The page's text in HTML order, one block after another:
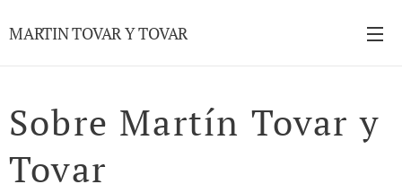
MARTIN TOVAR Y TOVAR
Sobre Martín Tovar y
Tovar